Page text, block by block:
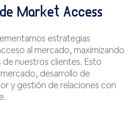
Market Access
estrategias
al mercado, maximizando
de nuestros clientes. Esto
mercado, desarrollo de
y gestión de relaciones con